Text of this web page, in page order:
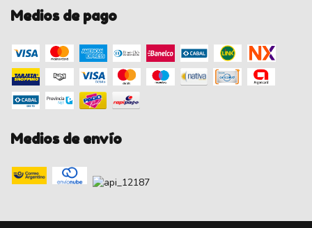
Medios de pago
Medios de envío